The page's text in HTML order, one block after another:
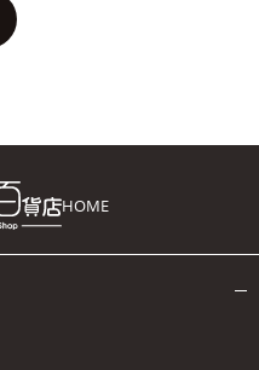
HOME